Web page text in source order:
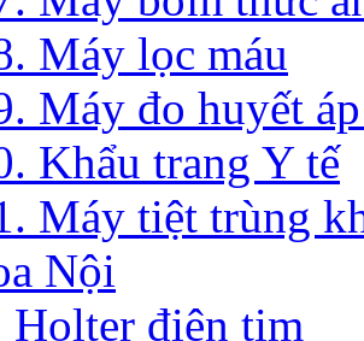
Máy lọc máu
Máy đo huyết
Khẩu trang Y tế
Máy tiệt trùng
Nội
Holter điện tim